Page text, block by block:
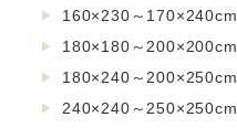
160×230～170×240cm
180×180～200×200cm
180×240～200×250cm
240×240～250×250cm